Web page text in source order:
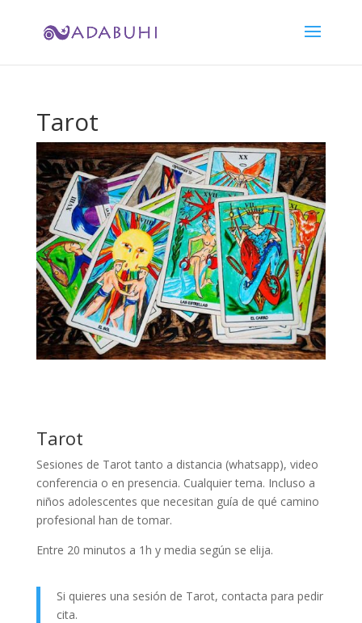
Tarot
Tarot
Sesiones de Tarot tanto a distancia (whatsapp), video
conferencia o en presencia. Cualquier tema. Incluso a
niños adolescentes que necesitan guía de qué camino
profesional han de tomar.
Entre 20 minutos a 1h y media según se elija.
Si quieres una sesión de Tarot, contacta para pedir
cita.